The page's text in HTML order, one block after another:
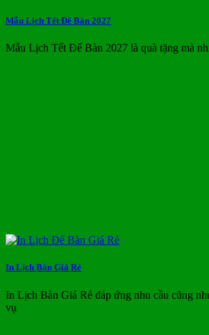
Mẫu Lịch Tết Để Bàn 2027
Mẫu Lịch Tết Để Bàn 2027 là quà tặng mà
In Lịch Bàn Giá Rẻ
In Lịch Bàn Giá Rẻ đáp ứng nhu cầu cũng
vụ